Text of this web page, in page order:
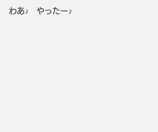
わあ♪　やったー♪